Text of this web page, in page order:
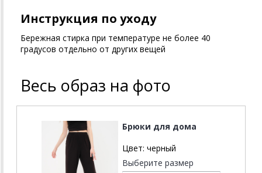
Инструкция по уходу
Бережная стирка при температуре не более 40
градусов отдельно от других вещей
Весь образ на фото
Брюки для дома
Цвет: черный
Выберите размер